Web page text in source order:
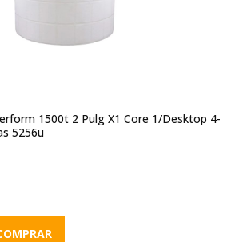
1500t 2 Pulg X1 Core 1/desktop 4-
5256u